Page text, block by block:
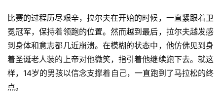
动
集
比赛的过程历尽艰辛，拉尔夫在开始的时候，一直紧跟着卫
冕冠军，保持着领跑的位置。然而越到最后，拉尔夫越发感
到身体和意志都几近崩溃。在模糊的状态中，他仿佛见到身
着圣诞老人装的上帝对他微笑，指引着他继续跑下去。就这
样，14岁的男孩以信念支撑着自己，一直跑到了马拉松的终
点。